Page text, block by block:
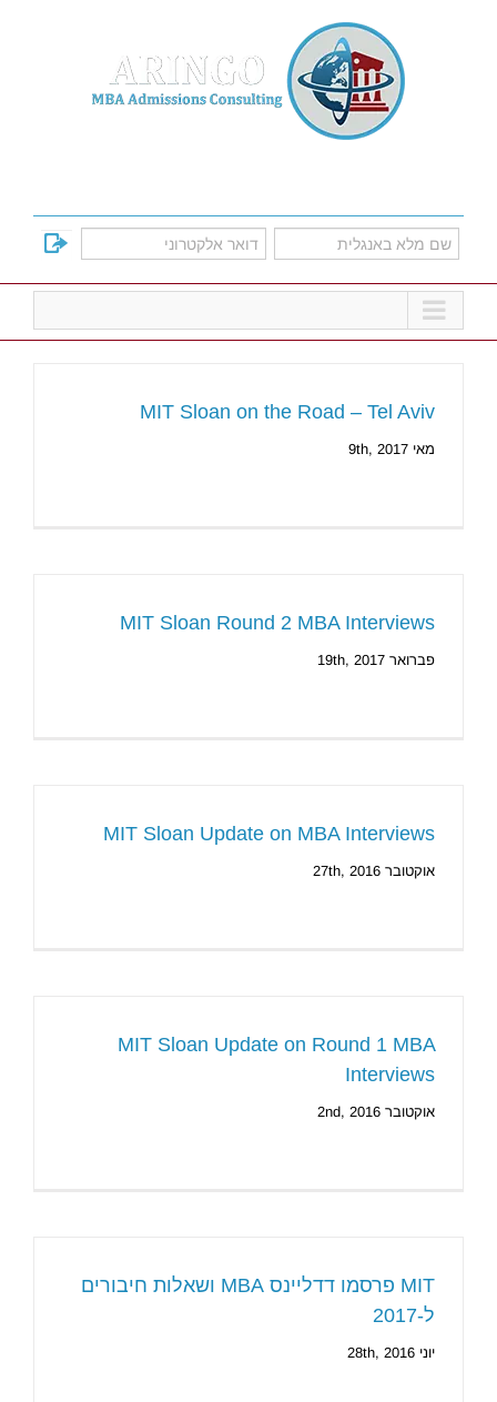
MIT Sloan on the Road – Tel Aviv
מאי 9th, 2017
MIT Sloan Round 2 MBA Interviews
פברואר 19th, 2017
MIT Sloan Update on MBA Interviews
אוקטובר 27th, 2016
MIT Sloan Update on Round 1 MBA
Interviews
אוקטובר 2nd, 2016
MIT פרסמו דדליינס MBA ושאלות חיבורים
ל-2017
יוני 28th, 2016